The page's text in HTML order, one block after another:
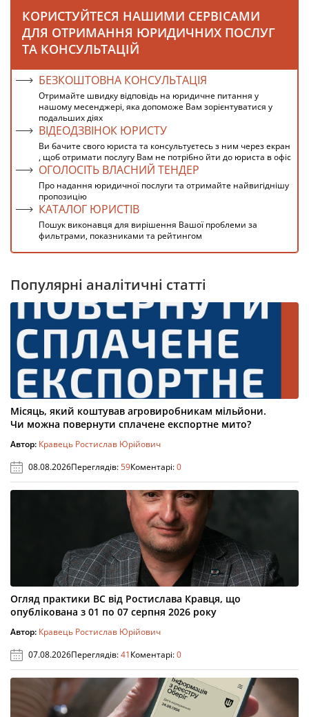
КОРИСТУЙТЕСЯ НАШИМИ СЕРВІСАМИ
ДЛЯ ОТРИМАННЯ ЮРИДИЧНИХ ПОСЛУГ
ТА КОНСУЛЬТАЦІЙ
БЕЗКОШТОВНА КОНСУЛЬТАЦІЯ
Отримайте швидку відповідь на юридичне питання у
нашому месенджері, яка допоможе Вам зорієнтуватися у
подальших діях
ВІДЕОДЗВІНОК ЮРИСТУ
Ви бачите свого юриста та консультуєтесь з ним через екран
, щоб отримати послугу Вам не потрібно йти до юриста в офіс
ОГОЛОСІТЬ ВЛАСНИЙ ТЕНДЕР
Про надання юридичної послуги та отримайте найвигіднішу
пропозицію
КАТАЛОГ ЮРИСТІВ
Пошук виконавця для вирішення Вашої проблеми за
фильтрами, показниками та рейтингом
Популярні аналітичні статті
Місяць, який коштував агровиробникам мільйони.
Чи можна повернути сплачене експортне мито?
Автор: Кравець Ростислав Юрійович
08.08.2026Переглядів:59Коментарі:0
Огляд практики ВС від Ростислава Кравця, що
опублікована з 01 по 07 серпня 2026 року
Автор: Кравець Ростислав Юрійович
07.08.2026Переглядів:41Коментарі:0